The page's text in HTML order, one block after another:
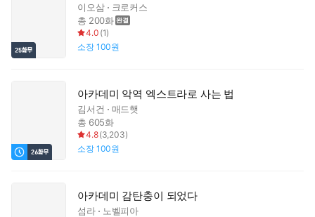
이오삼
크로커스
총 200화
4.0 (1)
소장 100원
아카데미 악역 엑스트라로 사는 법
김서건
매드햇
총 605화
4.8(3,203)
소장 100원
아카데미 감탄충이 되었다
섬라
노벨피아